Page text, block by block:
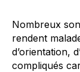
Nombreux
rendent
d’orientation,
compliqués